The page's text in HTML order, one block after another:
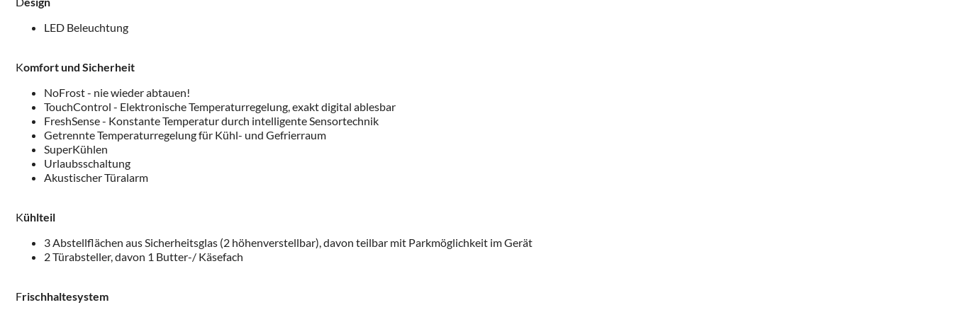
LED Beleuchtung
Komfort und Sicherheit
NoFrost - nie wieder abtauen!
TouchControl - Elektronische Temperaturregelung, exakt digital ablesbar
FreshSense - Konstante Temperatur durch intelligente Sensortechnik
Getrennte Temperaturregelung für Kühl- und Gefrierraum
SuperKühlen
Urlaubsschaltung
Akustischer Türalarm
Kühlteil
3 Abstellflächen aus Sicherheitsglas (2 höhenverstellbar), davon teilbar mit Parkmöglichkeit im Gerät
2 Türabsteller, davon 1 Butter-/ Käsefach
Frischhaltesystem